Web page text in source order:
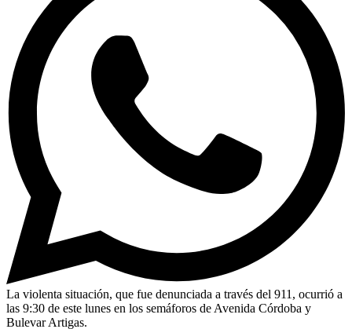
La violenta situación, que fue denunciada a través del 911, ocurrió a
las 9:30 de este lunes en los semáforos de Avenida Córdoba y
Bulevar Artigas.